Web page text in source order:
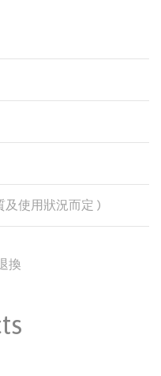
及使用狀況而定 )
換